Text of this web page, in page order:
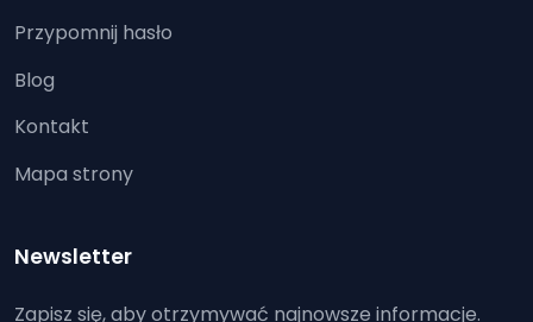
Przypomnij hasło
Blog
Kontakt
Mapa strony
Newsletter
Zapisz się, aby otrzymywać najnowsze informacje.